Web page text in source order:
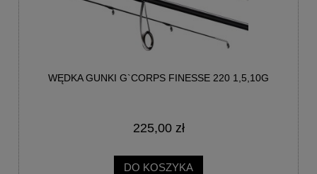
WĘDKA GUNKI G`CORPS FINESSE 220 1,5,10G
225,00 zł
DO KOSZYKA